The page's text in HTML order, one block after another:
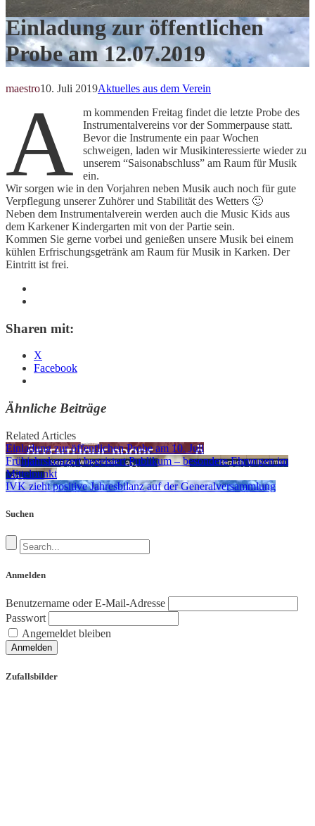
Einladung zur öffentlichen
Probe am 12.07.2019
maestro10. Juli 2019Aktuelles aus dem Verein
A
m kommenden Freitag findet die letzte Probe des
Instrumentalvereins vor der Sommerpause statt.
Bevor die Instrumente ein paar Wochen
schweigen, laden wir Musikinteressierte wieder zu
unserem “Saisonabschluss” am Raum für Musik
ein.
Wir sorgen wie in den Vorjahren neben Musik auch noch für gute
Verpflegung unserer Zuhörer und Stabilität des Wetters 🙂
Neben dem Instrumentalverein werden auch die Music Kids aus
dem Karkener Kindergarten mit von der Partie sein.
Kommen Sie gerne vorbei und genießen unsere Musik bei einem
kühlen Erfrischungsgetränk am Raum für Musik in Karken. Der
Eintritt ist frei.
Sharen mit:
X
Facebook
Ähnliche Beiträge
Related Articles
Einladung zur öffentlichen Probe am 10. Juli
Frühjahrskonzert begeistert Publikum – besondere Ehrungen im
Mittelpunkt
IVK zieht positive Jahresbilanz auf der Generalversammlung
Suchen
Anmelden
Benutzername oder E-Mail-Adresse
Passwort
Angemeldet bleiben
Anmelden
Zufallsbilder